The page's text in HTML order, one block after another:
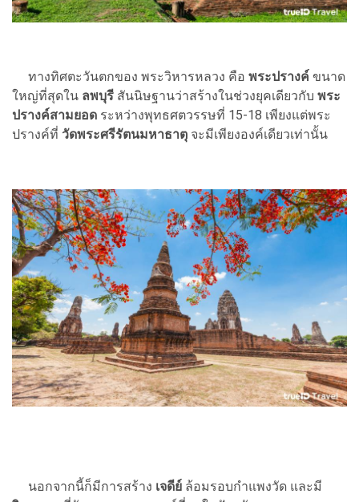
ทางทิศตะวันตกของ พระวิหารหลวง คือ พระปรางค์ ขนาด
ใหญ่ที่สุดใน ลพบุรี สันนิษฐานว่าสร้างในช่วงยุคเดียวกับ พระ
ปรางค์สามยอด ระหว่างพุทธศตวรรษที่ 15-18 เพียงแต่พระ
ปรางค์ที่ วัดพระศรีรัตนมหาธาตุ จะมีเพียงองค์เดียวเท่านั้น
นอกจากนี้ก็มีการสร้าง เจดีย์ ล้อมรอบกำแพงวัด และมี